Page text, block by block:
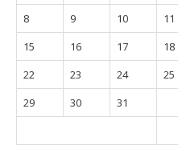
8
9 10 11
15
16 17 18
22
23 24 25
29
30 31